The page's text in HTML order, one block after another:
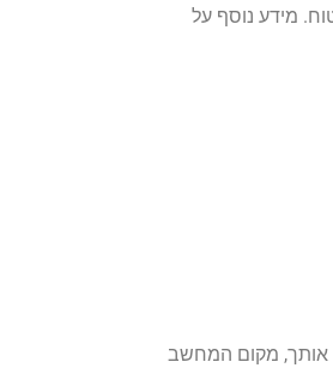
מידע נוסף על
אותך, מקום המחשב